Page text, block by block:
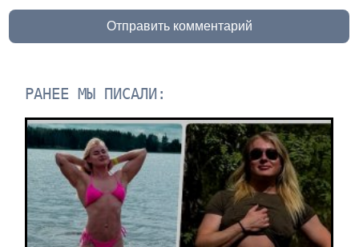
Отправить комментарий
РАНЕЕ МЫ ПИСАЛИ: